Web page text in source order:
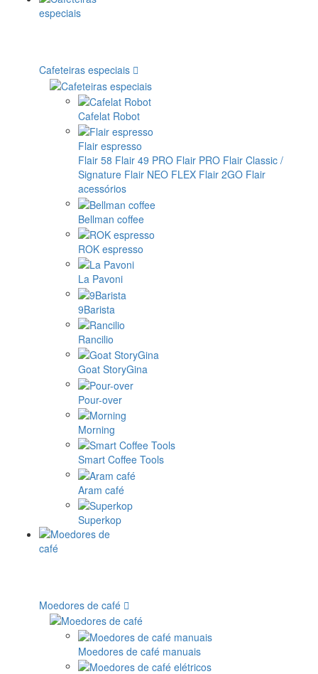
Cafeteiras especiais
Cafelat Robot
Flair espresso
Flair 58 Flair 49 PRO Flair PRO Flair Classic /
Signature Flair NEO FLEX Flair 2GO Flair
acessórios
Bellman coffee
ROK espresso
La Pavoni
9Barista
Rancilio
Goat StoryGina
Pour-over
Morning
Smart Coffee Tools
Aram café
Superkop
Moedores de café
Moedores de café manuais